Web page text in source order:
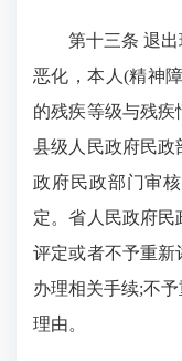
第十三条 退出
恶化，本人(精神
的残疾等级与残
县级人民政府民政
政府民政部门审
定。省人民政府
评定或者不予重新
办理相关手续;不
理由。